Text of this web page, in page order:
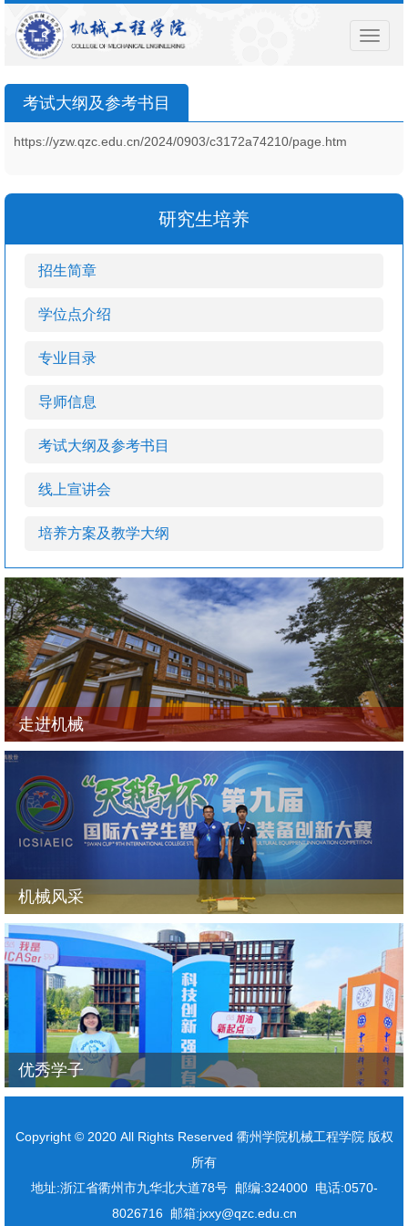
导
考试大纲及参考书目
https://yzw.qzc.edu.cn/2024/0903/c3172a74210/page.htm
研究生培养
招生简章
学位点介绍
专业目录
导师信息
考试大纲及参考书目
线上宣讲会
培养方案及教学大纲
走进机械
机械风采
优秀学子
Copyright © 2020 All Rights Reserved 衢州学院机械工程学院 版权
所有
地址:浙江省衢州市九华北大道78号 邮编:324000 电话:0570-
8026716 邮箱:jxxy@qzc.edu.cn